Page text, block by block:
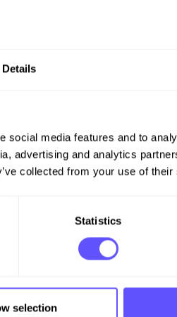
Details
social media features and to
advertising and analytics
collected from your use of
Statistics
selection